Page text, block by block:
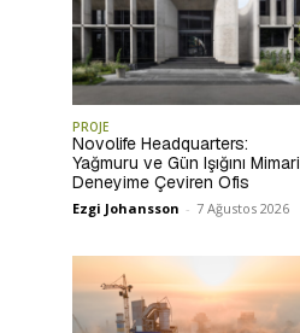
PROJE
Novolife Headquarters:
Yağmuru ve Gün Işığını Mimari
Deneyime Çeviren Ofis
Ezgi Johansson - 7 Ağustos 2026